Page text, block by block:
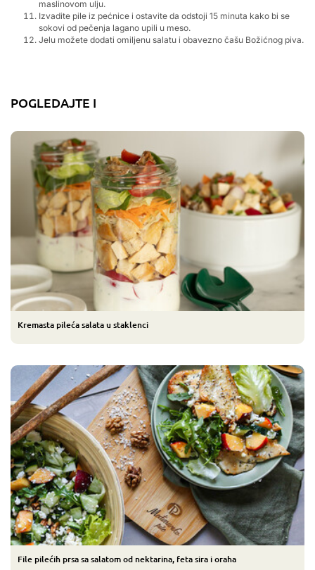
maslinovom ulju.
Izvadite pile iz pećnice i ostavite da odstoji 15 minuta kako bi se
sokovi od pečenja lagano upili u meso.
Jelu možete dodati omiljenu salatu i obavezno čašu Božićnog piva.
POGLEDAJTE I
Kremasta pileća salata u staklenci
File pilećih prsa sa salatom od nektarina, feta sira i oraha